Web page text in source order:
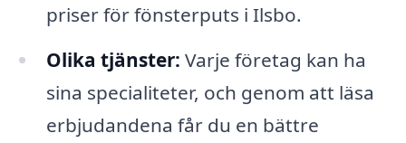
priser för fönsterputs i Ilsbo.
Olika tjänster: Varje företag kan ha
sina specialiteter, och genom att läsa
erbjudandena får du en bättre